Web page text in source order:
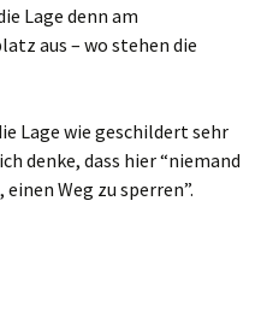
Lage denn am
aus – wo stehen die
Lage wie geschildert sehr
denke, dass hier “niemand
Weg zu sperren”.